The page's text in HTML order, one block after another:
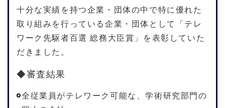
十分な実績を持つ企業・団体の中で特に優れた
取り組みを行っている企業・団体として「テレ
ワーク先駆者百選 総務大臣賞」を表彰していた
だきました。
◆審査結果
全従業員がテレワーク可能な、学術研究部⾨の